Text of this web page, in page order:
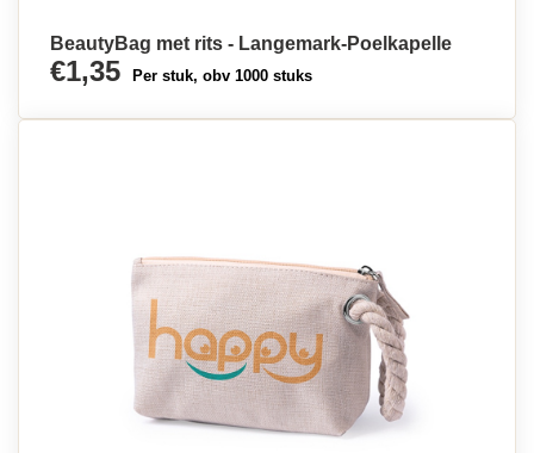
BeautyBag met rits - Langemark-Poelkapelle
€1,35 Per stuk, obv 1000 stuks